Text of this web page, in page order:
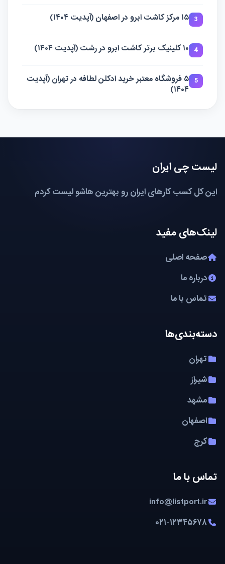
3 ۱۵ مرکز کاشت ابرو در اصفهان (آپدیت ۱۴۰۴)
4 ۱۰ کلینیک برتر کاشت ابرو در رشت (آپدیت ۱۴۰۴)
5
۵ فروشگاه معتبر خرید ادکلن لطافه در تهران (آپدیت
۱۴۰۴)
لیست چی ایران
این کل کسب کارهای ایران رو بهترین هاشو لیست کردم
لینک‌های مفید
صفحه اصلی
درباره ما
تماس با ما
دسته‌بندی‌ها
تهران
شیراز
مشهد
اصفهان
کرج
تماس با ما
info@listport.ir
۰۲۱-۱۲۳۴۵۶۷۸